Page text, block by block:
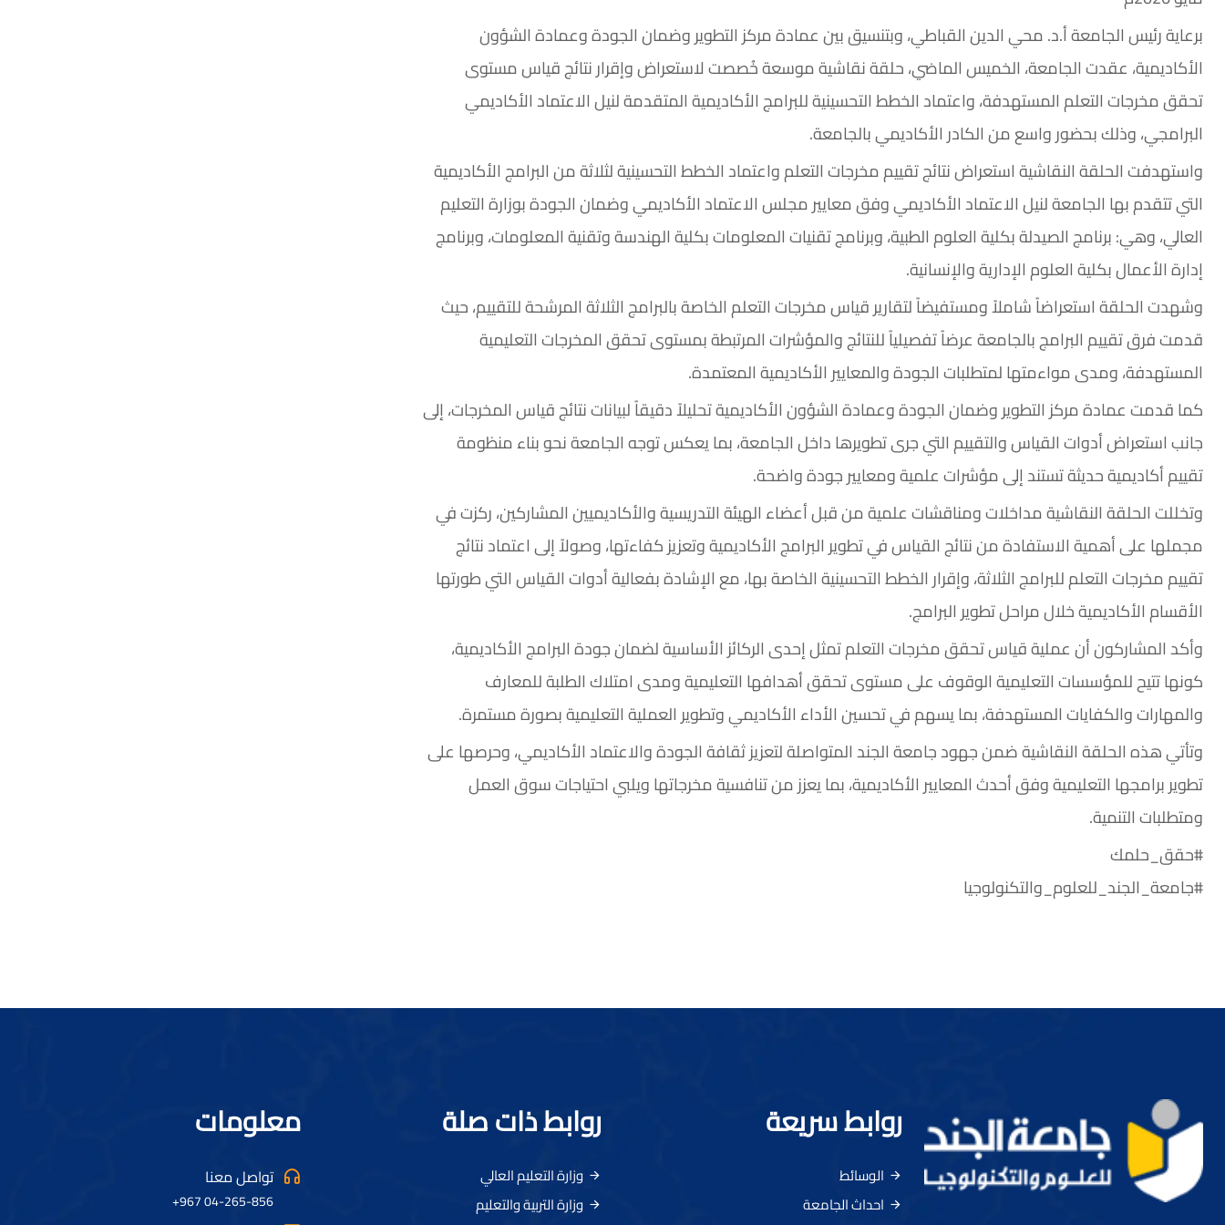
برعاية رئيس الجامعة أ.د. محي الدين القباطي، وبتنسيق بين عمادة مركز التطوير وضمان الجودة وعمادة الشؤون
الأكاديمية، عقدت الجامعة، الخميس الماضي، حلقة نقاشية موسعة خُصصت لاستعراض وإقرار نتائج قياس مستوى
تحقق مخرجات التعلم المستهدفة، واعتماد الخطط التحسينية للبرامج الأكاديمية المتقدمة لنيل الاعتماد الأكاديمي
البرامجي، وذلك بحضور واسع من الكادر الأكاديمي بالجامعة.
واستهدفت الحلقة النقاشية استعراض نتائج تقييم مخرجات التعلم واعتماد الخطط التحسينية لثلاثة من البرامج الأكاديمية
التي تتقدم بها الجامعة لنيل الاعتماد الأكاديمي وفق معايير مجلس الاعتماد الأكاديمي وضمان الجودة بوزارة التعليم
العالي، وهي: برنامج الصيدلة بكلية العلوم الطبية، وبرنامج تقنيات المعلومات بكلية الهندسة وتقنية المعلومات، وبرنامج
إدارة الأعمال بكلية العلوم الإدارية والإنسانية.
وشهدت الحلقة استعراضاً شاملاً ومستفيضاً لتقارير قياس مخرجات التعلم الخاصة بالبرامج الثلاثة المرشحة للتقييم، حيث
قدمت فرق تقييم البرامج بالجامعة عرضاً تفصيلياً للنتائج والمؤشرات المرتبطة بمستوى تحقق المخرجات التعليمية
المستهدفة، ومدى مواءمتها لمتطلبات الجودة والمعايير الأكاديمية المعتمدة.
كما قدمت عمادة مركز التطوير وضمان الجودة وعمادة الشؤون الأكاديمية تحليلاً دقيقاً لبيانات نتائج قياس المخرجات، إلى
جانب استعراض أدوات القياس والتقييم التي جرى تطويرها داخل الجامعة، بما يعكس توجه الجامعة نحو بناء منظومة
تقييم أكاديمية حديثة تستند إلى مؤشرات علمية ومعايير جودة واضحة.
وتخللت الحلقة النقاشية مداخلات ومناقشات علمية من قبل أعضاء الهيئة التدريسية والأكاديميين المشاركين، ركزت في
مجملها على أهمية الاستفادة من نتائج القياس في تطوير البرامج الأكاديمية وتعزيز كفاءتها، وصولاً إلى اعتماد نتائج
تقييم مخرجات التعلم للبرامج الثلاثة، وإقرار الخطط التحسينية الخاصة بها، مع الإشادة بفعالية أدوات القياس التي طورتها
الأقسام الأكاديمية خلال مراحل تطوير البرامج.
وأكد المشاركون أن عملية قياس تحقق مخرجات التعلم تمثل إحدى الركائز الأساسية لضمان جودة البرامج الأكاديمية،
كونها تتيح للمؤسسات التعليمية الوقوف على مستوى تحقق أهدافها التعليمية ومدى امتلاك الطلبة للمعارف
والمهارات والكفايات المستهدفة، بما يسهم في تحسين الأداء الأكاديمي وتطوير العملية التعليمية بصورة مستمرة.
وتأتي هذه الحلقة النقاشية ضمن جهود جامعة الجند المتواصلة لتعزيز ثقافة الجودة والاعتماد الأكاديمي، وحرصها على
تطوير برامجها التعليمية وفق أحدث المعايير الأكاديمية، بما يعزز من تنافسية مخرجاتها ويلبي احتياجات سوق العمل
ومتطلبات التنمية.
#حقق_حلمك
#جامعة_الجند_للعلوم_والتكنولوجيا
روابط سريعة
الوسائط
احداث الجامعة
روابط ذات صلة
وزارة التعليم العالي
وزارة التربية والتعليم
معلومات
تواصل معنا
04-265-856 967+